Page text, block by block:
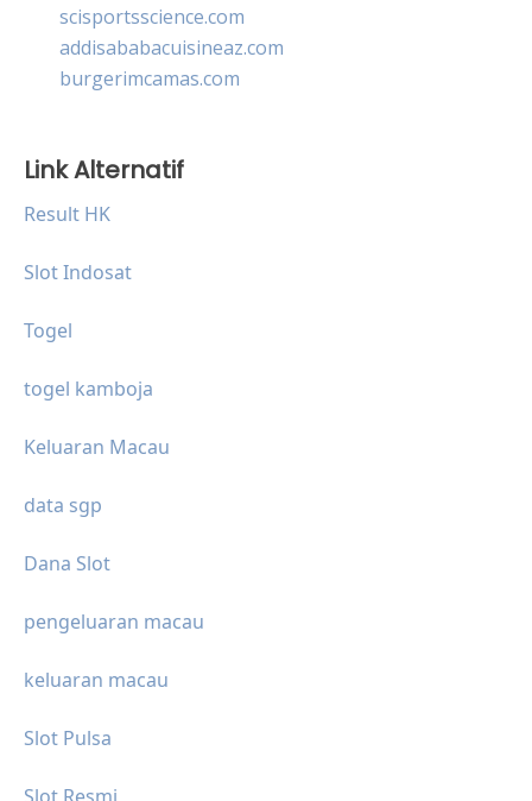
scisportsscience.com
addisababacuisineaz.com
burgerimcamas.com
Link Alternatif
Result HK
Slot Indosat
Togel
togel kamboja
Keluaran Macau
data sgp
Dana Slot
pengeluaran macau
keluaran macau
Slot Pulsa